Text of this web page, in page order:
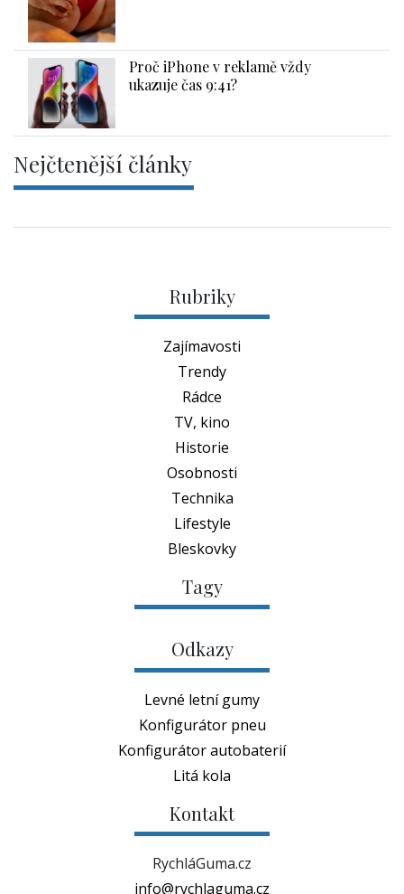
Proč iPhone v reklamě vždy
ukazuje čas 9:41?
Nejčtenější články
Rubriky
Zajímavosti
Trendy
Rádce
TV, kino
Historie
Osobnosti
Technika
Lifestyle
Bleskovky
Tagy
Odkazy
Levné letní gumy
Konfigurátor pneu
Konfigurátor autobaterií
Litá kola
Kontakt
RychláGuma.cz
info@rychlaguma.cz